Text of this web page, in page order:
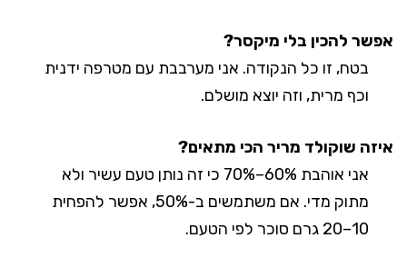
אפשר להכין בלי מיקסר?
בטח, זו כל הנקודה. אני מערבבת עם מטרפה ידנית
וכף מרית, וזה יוצא מושלם.
איזה שוקולד מריר הכי מתאים?
אני אוהבת 60%–70% כי זה נותן טעם עשיר ולא
מתוק מדי. אם משתמשים ב-50%, אפשר להפחית
10–20 גרם סוכר לפי הטעם.